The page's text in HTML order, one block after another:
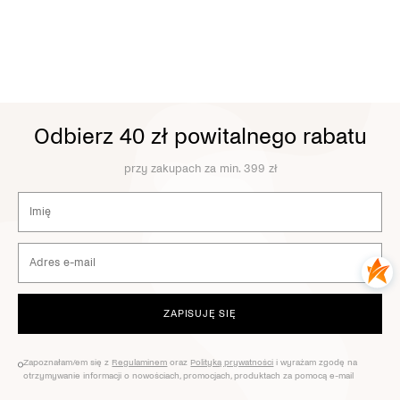
Odbierz 40 zł powitalnego rabatu
przy zakupach za min. 399 zł
ZAPISUJĘ SIĘ
Zapoznałam/em się z Regulaminem oraz Polityką prywatności i wyrażam zgodę na
otrzymywanie informacji o nowościach, promocjach, produktach za pomocą e-mail